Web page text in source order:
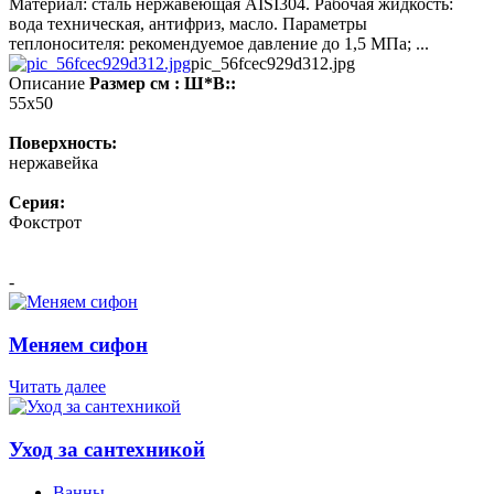
вода техническая, антифриз, масло. Параметры
теплоносителя: рекомендуемое давление до 1,5 МПа; ...
pic_56fcec929d312.jpg
Описание Размер см : Ш*В::
55x50
Поверхность:
нержавейка
Серия:
Фокстрот
-
Меняем сифон
Читать далее
Уход за сантехникой